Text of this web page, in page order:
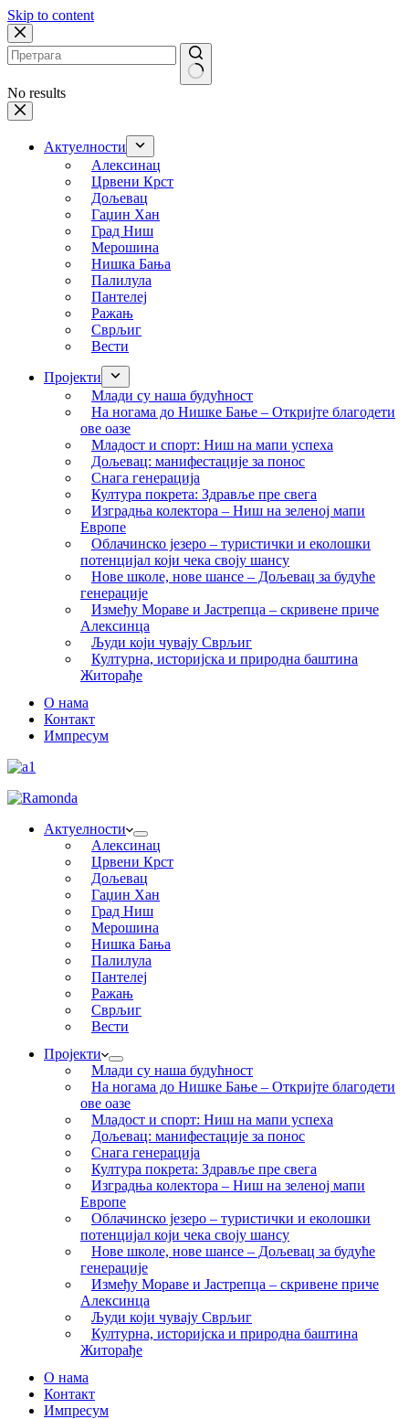
Skip to content
No results
Актуелности
Алексинац
Црвени Крст
Дољевац
Гаџин Хан
Град Ниш
Мерошина
Нишка Бања
Палилула
Пантелеј
Ражањ
Сврљиг
Вести
Пројекти
Млади су наша будућност
На ногама до Нишке Бање – Откријте благодети
ове оазе
Младост и спорт: Ниш на мапи успеха
Дољевац: манифестације за понос
Снага генерација
Култура покрета: Здравље пре свега
Изградња колектора – Ниш на зеленој мапи
Европе
Облачинско језеро – туристички и еколошки
потенцијал који чека своју шансу
Нове школе, нове шансе – Дољевац за будуће
генерације
Између Мораве и Јастрепца – скривене приче
Алексинца
Људи који чувају Сврљиг
Културна, историјска и природна баштина
Житорађе
О нама
Контакт
Импресум
Актуелности
Алексинац
Црвени Крст
Дољевац
Гаџин Хан
Град Ниш
Мерошина
Нишка Бања
Палилула
Пантелеј
Ражањ
Сврљиг
Вести
Пројекти
Млади су наша будућност
На ногама до Нишке Бање – Откријте благодети
ове оазе
Младост и спорт: Ниш на мапи успеха
Дољевац: манифестације за понос
Снага генерација
Култура покрета: Здравље пре свега
Изградња колектора – Ниш на зеленој мапи
Европе
Облачинско језеро – туристички и еколошки
потенцијал који чека своју шансу
Нове школе, нове шансе – Дољевац за будуће
генерације
Између Мораве и Јастрепца – скривене приче
Алексинца
Људи који чувају Сврљиг
Културна, историјска и природна баштина
Житорађе
О нама
Контакт
Импресум